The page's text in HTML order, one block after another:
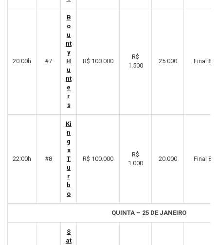
20:00h #7
B
o
u
nt
y
H
u
nt
e
r
s
R$ 100.000
R$
1.500
25.000 Final 8º
22:00h #8
Ki
n
g
s
T
u
r
b
o
R$ 100.000
R$
1.000
20.000 Final 8º
QUINTA – 25 DE JANEIRO
S
at